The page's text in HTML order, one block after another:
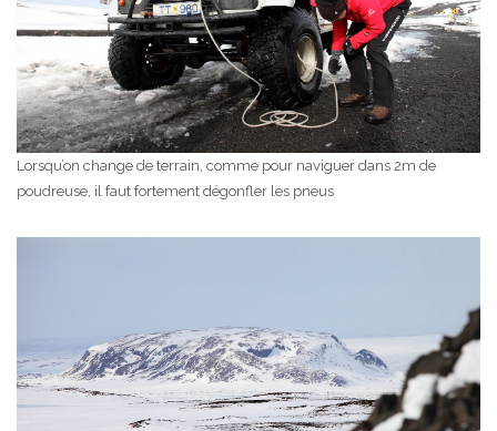
Lorsqu’on change de terrain, comme pour naviguer dans 2m de
poudreuse, il faut fortement dégonfler les pneus